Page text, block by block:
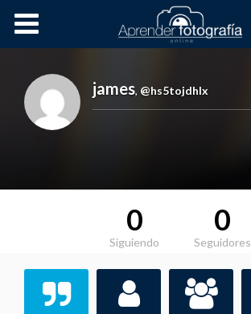
Cursos OnLine
james, @hs5tojdhlx
0
Siguiendo
0
Seguidores